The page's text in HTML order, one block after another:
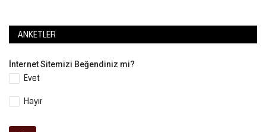
ANKETLER
İnternet Sitemizi Beğendiniz mi?
Evet
Hayır